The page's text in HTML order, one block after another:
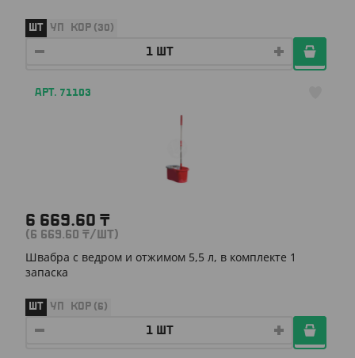
ШТ УП КОР (30)
АРТ. 71103
6 669.60 ₸
(6 669.60 ₸/ШТ)
Швабра с ведром и отжимом 5,5 л, в комплекте 1
запаска
ШТ УП КОР (6)